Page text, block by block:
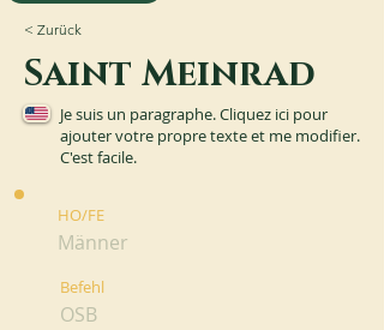
< Zurück
Saint Meinrad
Je suis un paragraphe. Cliquez ici pour
ajouter votre propre texte et me modifier.
C'est facile.
HO/FE
Männer
Befehl
OSB